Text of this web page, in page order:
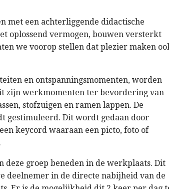
met een achterliggende didactische
oplossend vermogen, bouwen versterkt
we voorop stellen dat plezier maken
en ontspanningsmomenten, worden
zijn werkmomenten ter bevordering van
stofzuigen en ramen lappen. De
gestimuleerd. Dit wordt gedaan door
keycord waaraan een picto, foto of
deze groep beneden in de werkplaats. Dit
deelnemer in de directe nabijheid van de